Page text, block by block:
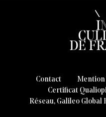
Contact Mention
Certificat
Réseau, Galileo Global